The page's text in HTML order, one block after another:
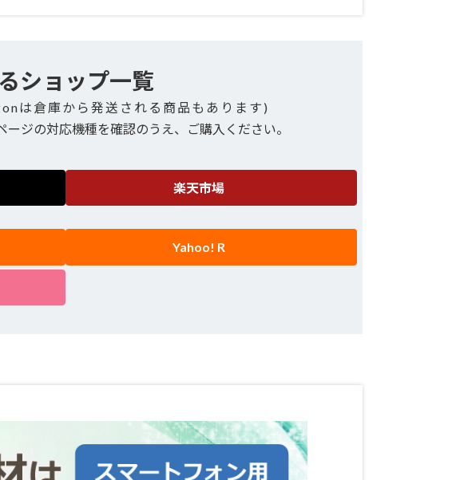
ショップ一覧
は倉庫から発送される商品もあります)
ジの対応機種を確認のうえ、ご購入ください。
楽天市場
Yahoo! R